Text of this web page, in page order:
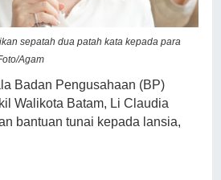
sepatah dua patah kata kepada para
Agam
Badan Pengusahaan (BP)
Walikota Batam, Li Claudia
bantuan tunai kepada lansia,